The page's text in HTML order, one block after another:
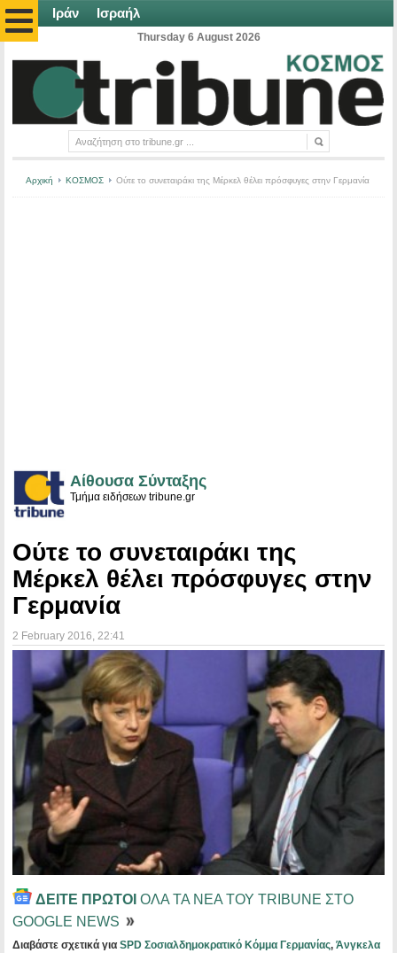
Ιράν Ισραήλ
Thursday 6 August 2026
Αρχική ΚΟΣΜΟΣ Ούτε το συνεταιράκι της Μέρκελ θέλει πρόσφυγες στην Γερμανία
Αίθουσα Σύνταξης
Τμήμα ειδήσεων tribune.gr
Ούτε το συνεταιράκι της
Μέρκελ θέλει πρόσφυγες στην
Γερμανία
2 February 2016 , 22:41
ΔΕΙΤΕ ΠΡΩΤΟΙ ΟΛΑ ΤΑ ΝΕΑ ΤΟΥ TRIBUNE ΣΤΟ
GOOGLE NEWS
Διαβάστε σχετικά για SPD Σοσιαλδημοκρατικό Κόμμα Γερμανίας, Άνγκελα